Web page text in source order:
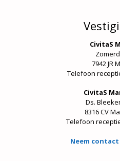
CivitaS
7942 JR
Telefoon
CivitaS
Ds.
8316 CV
Telefoon
Neem